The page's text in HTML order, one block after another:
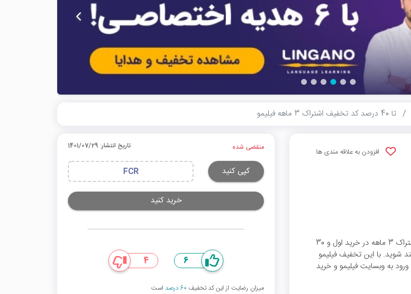
تا 40 درصد کد تخفیف اشتراک 3 ماهه فیلیمو
افزودن به علاقه مندی ها
از 40 درصد تخفیف اشتراک 3 ماهه در خرید اول و 30
بهره‌مند شوید. با این تخفیف فیلیمو
به وبسایت فیلیمو و خرید
منقضی شده تاریخ انتشار: 1401/07/29
کپی کنید FCR
خرید کنید
6
4
میزان رضایت از این کد تخفیف 60 درصد است